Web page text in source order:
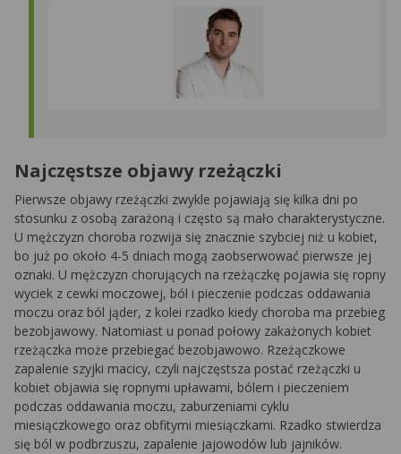
Najczęstsze objawy rzeżączki
Pierwsze objawy rzeżączki zwykle pojawiają się kilka dni po
stosunku z osobą zarażoną i często są mało charakterystyczne.
U mężczyzn choroba rozwija się znacznie szybciej niż u kobiet,
bo już po około 4-5 dniach mogą zaobserwować pierwsze jej
oznaki. U mężczyzn chorujących na rzeżączkę pojawia się ropny
wyciek z cewki moczowej, ból i pieczenie podczas oddawania
moczu oraz ból jąder, z kolei rzadko kiedy choroba ma przebieg
bezobjawowy. Natomiast u ponad połowy zakażonych kobiet
rzeżączka może przebiegać bezobjawowo. Rzeżączkowe
zapalenie szyjki macicy, czyli najczęstsza postać rzeżączki u
kobiet objawia się ropnymi upławami, bólem i pieczeniem
podczas oddawania moczu, zaburzeniami cyklu
miesiączkowego oraz obfitymi miesiączkami. Rzadko stwierdza
się ból w podbrzuszu, zapalenie jajowodów lub jajników.